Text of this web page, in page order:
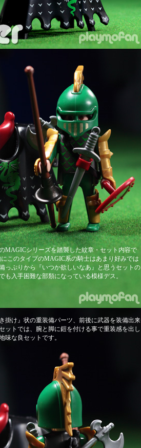
MAGICシリーズを踏襲した紋章・セット内容で
このタイプのMAGIC系の騎士はあまり好みでは
っぷりから『いつか欲しいなあ』と思うセットの
入手困難な部類になっている模様デス。
掛け』状の重装備パーツ、前後に武器を装備出来
ットでは、腕と脚に鎧を付ける事で重装感を出し
な良セットです。